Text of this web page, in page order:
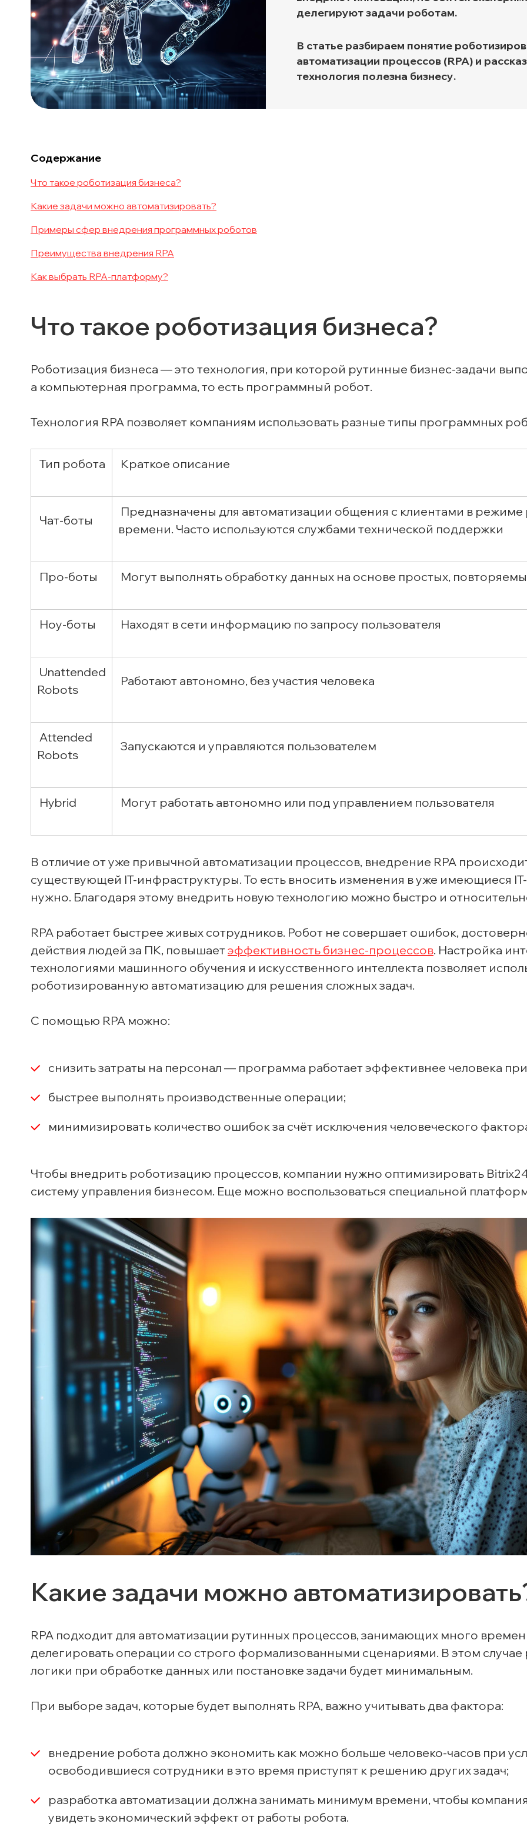
Транспортная экспертиза
делегируют задачи роботам.
В статье разбираем понятие
автоматизации процессов (RPA) и
технология полезна бизнесу.
Содержание
Что такое роботизация бизнеса?
Какие задачи можно автоматизировать?
Примеры сфер внедрения программных роботов
Преимущества внедрения RPA
Как выбрать RPA-платформу?
Что такое роботизация бизнеса?
Роботизация бизнеса — это технология, при которой рутинные бизнес-задачи
а компьютерная программа, то есть программный робот.
Технология RPA позволяет компаниям использовать разные типы программных
Тип робота Краткое описание
Чат-боты
Предназначены для автоматизации общения с клиентами в режиме
времени. Часто используются службами технической поддержки
Про-боты Могут выполнять обработку данных на основе простых,
Ноу-боты Находят в сети информацию по запросу пользователя
Unattended
Robots
Работают автономно, без участия человека
Attended
Robots
Запускаются и управляются пользователем
Hybrid Могут работать автономно или под управлением пользователя
В отличие от уже привычной автоматизации процессов, внедрение RPA
существующей IT-инфраструктуры. То есть вносить изменения в уже имеющиеся
нужно. Благодаря этому внедрить новую технологию можно быстро и
RPA работает быстрее живых сотрудников. Робот не совершает ошибок,
действия людей за ПК, повышаетэффективность бизнес-процессов. Настройка
технологиями машинного обучения и искусственного интеллекта позволяет
роботизированную автоматизацию для решения сложных задач.
С помощью RPA можно:
снизить затраты на персонал — программа работает эффективнее человека
быстрее выполнять производственные операции;
минимизировать количество ошибок за счёт исключения человеческого
Чтобы внедрить роботизацию процессов, компании нужно оптимизировать
систему управления бизнесом. Еще можно воспользоваться специальной
Какие задачи можно
RPA подходит для автоматизации рутинных процессов, занимающих много
делегировать операции со строго формализованными сценариями. В этом
логики при обработке данных или постановке задачи будет минимальным.
При выборе задач, которые будет выполнять RPA, важно учитывать два фактора:
внедрение робота должно экономить как можно больше человеко-часов при
освободившиеся сотрудники в это время приступят к решению других задач;
разработка автоматизации должна занимать минимум времени, чтобы
увидеть экономический эффект от работы робота.